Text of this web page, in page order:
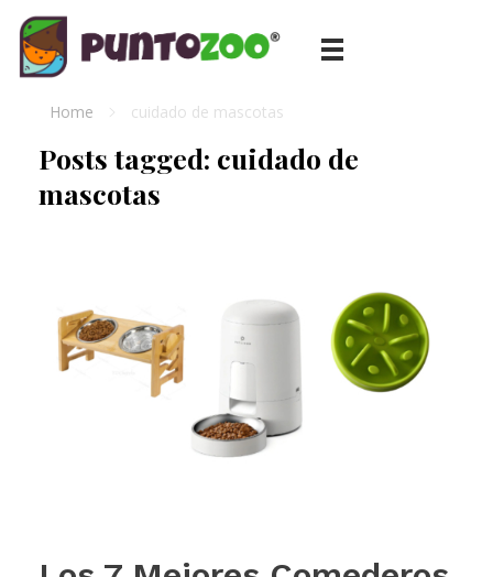
Home cuidado de mascotas
Posts tagged: cuidado de
mascotas